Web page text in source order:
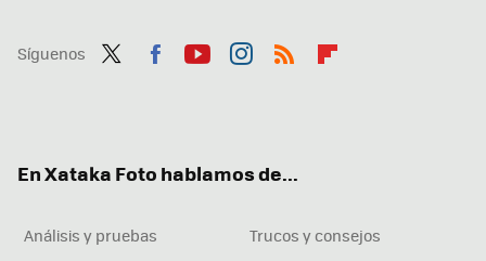
Síguenos
En Xataka Foto hablamos de...
Análisis y pruebas
Trucos y consejos